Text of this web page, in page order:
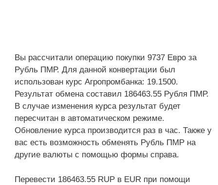
Вы рассчитали операцию покупки 9737 Евро за
Рубль ПМР. Для данной конвертации был
использован курс Агропромбанка: 19.1500.
Результат обмена составил 186463.55 Рубля ПМР.
В случае изменения курса результат будет
пересчитан в автоматическом режиме.
Обновление курса производится раз в час. Также у
вас есть возможность обменять Рубль ПМР на
другие валюты с помощью формы справа.
Перевести 186463.55 RUP в EUR при помощи